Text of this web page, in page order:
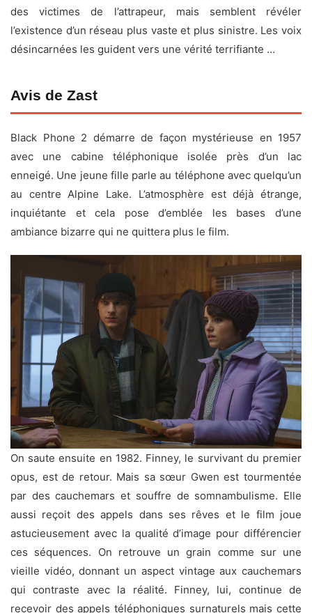
des victimes de l’attrapeur, mais semblent révéler
l’existence d’un réseau plus vaste et plus sinistre. Les voix
désincarnées les guident vers une vérité terrifiante …
Avis de Zast
Black Phone 2 démarre de façon mystérieuse en 1957
avec une cabine téléphonique isolée près d’un lac
enneigé. Une jeune fille parle au téléphone avec quelqu’un
au centre Alpine Lake. L’atmosphère est déjà étrange,
inquiétante et cela pose d’emblée les bases d’une
ambiance bizarre qui ne quittera plus le film.
On saute ensuite en 1982. Finney, le survivant du premier
opus, est de retour. Mais sa sœur Gwen est tourmentée
par des cauchemars et souffre de somnambulisme. Elle
aussi reçoit des appels dans ses rêves et le film joue
astucieusement avec la qualité d’image pour différencier
ces séquences. On retrouve un grain comme sur une
vieille vidéo, donnant un aspect vintage aux cauchemars
qui contraste avec la réalité. Finney, lui, continue de
recevoir des appels téléphoniques surnaturels mais cette